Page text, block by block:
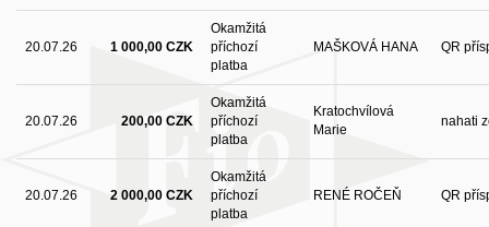
20.07.26 1 000,00 CZK
Okamžitá
příchozí
platba
MAŠKOVÁ HANA QR
20.07.26 200,00 CZK
Okamžitá
příchozí
platba
Kratochvílová
Marie
nahati
20.07.26 2 000,00 CZK
Okamžitá
příchozí
platba
RENÉ ROČEŇ QR